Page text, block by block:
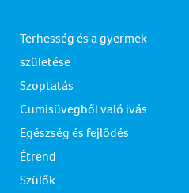
Terhesség és a gyermek
születése
Szoptatás
Cumisüvegből való ivás
Egészség és fejlődés
Étrend
Szülők